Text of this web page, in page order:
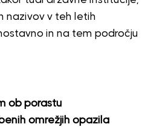
nazivov v teh letih
in na tem področju
ob porastu
omrežjih opazila